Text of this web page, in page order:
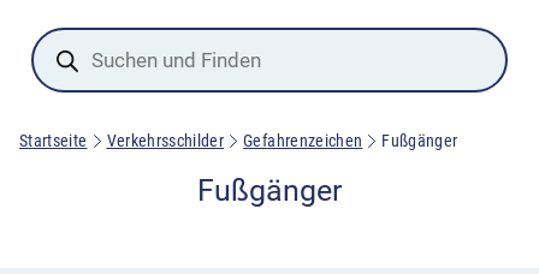
Products
search
Startseite Verkehrsschilder Gefahrenzeichen Fußgänger
Fußgänger